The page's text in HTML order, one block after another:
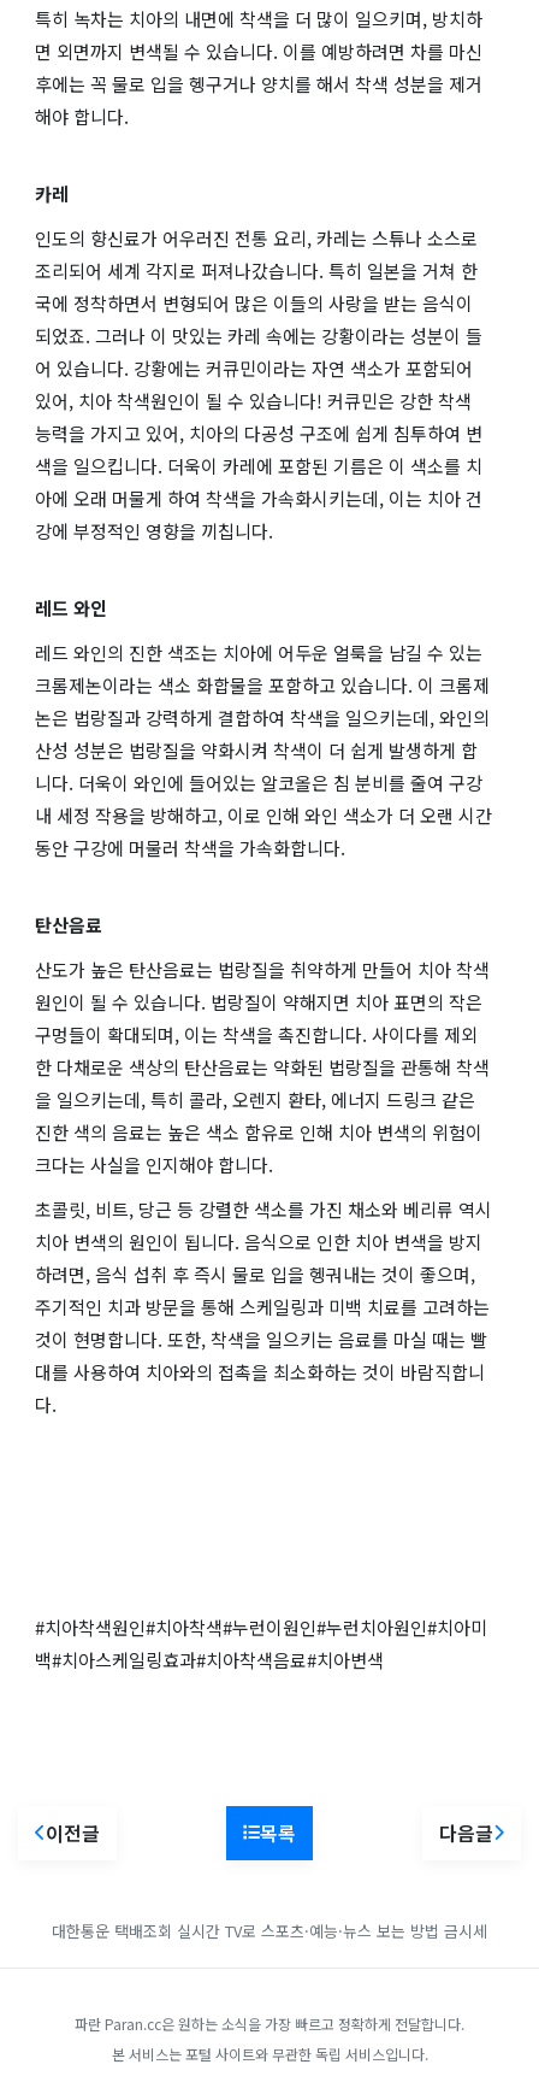
특히 녹차는 치아의 내면에 착색을 더 많이 일으키며, 방치하
면 외면까지 변색될 수 있습니다. 이를 예방하려면 차를 마신
후에는 꼭 물로 입을 헹구거나 양치를 해서 착색 성분을 제거
해야 합니다.
카레
인도의 향신료가 어우러진 전통 요리, 카레는 스튜나 소스로
조리되어 세계 각지로 퍼져나갔습니다. 특히 일본을 거쳐 한
국에 정착하면서 변형되어 많은 이들의 사랑을 받는 음식이
되었죠. 그러나 이 맛있는 카레 속에는 강황이라는 성분이 들
어 있습니다. 강황에는 커큐민이라는 자연 색소가 포함되어
있어, 치아 착색원인이 될 수 있습니다! 커큐민은 강한 착색
능력을 가지고 있어, 치아의 다공성 구조에 쉽게 침투하여 변
색을 일으킵니다. 더욱이 카레에 포함된 기름은 이 색소를 치
아에 오래 머물게 하여 착색을 가속화시키는데, 이는 치아 건
강에 부정적인 영향을 끼칩니다.
레드 와인
레드 와인의 진한 색조는 치아에 어두운 얼룩을 남길 수 있는
크롬제논이라는 색소 화합물을 포함하고 있습니다. 이 크롬제
논은 법랑질과 강력하게 결합하여 착색을 일으키는데, 와인의
산성 성분은 법랑질을 약화시켜 착색이 더 쉽게 발생하게 합
니다. 더욱이 와인에 들어있는 알코올은 침 분비를 줄여 구강
내 세정 작용을 방해하고, 이로 인해 와인 색소가 더 오랜 시간
동안 구강에 머물러 착색을 가속화합니다.
탄산음료
산도가 높은 탄산음료는 법랑질을 취약하게 만들어 치아 착색
원인이 될 수 있습니다. 법랑질이 약해지면 치아 표면의 작은
구멍들이 확대되며, 이는 착색을 촉진합니다. 사이다를 제외
한 다채로운 색상의 탄산음료는 약화된 법랑질을 관통해 착색
을 일으키는데, 특히 콜라, 오렌지 환타, 에너지 드링크 같은
진한 색의 음료는 높은 색소 함유로 인해 치아 변색의 위험이
크다는 사실을 인지해야 합니다.
초콜릿, 비트, 당근 등 강렬한 색소를 가진 채소와 베리류 역시
치아 변색의 원인이 됩니다. 음식으로 인한 치아 변색을 방지
하려면, 음식 섭취 후 즉시 물로 입을 헹궈내는 것이 좋으며,
주기적인 치과 방문을 통해 스케일링과 미백 치료를 고려하는
것이 현명합니다. 또한, 착색을 일으키는 음료를 마실 때는 빨
대를 사용하여 치아와의 접촉을 최소화하는 것이 바람직합니
다.
#치아착색원인#치아착색#누런이원인#누런치아원인#치아미
백#치아스케일링효과#치아착색음료#치아변색
이전글 목록 다음글
대한통운 택배조회 실시간 TV로 스포츠·예능·뉴스 보는 방법 금시세
파란 Paran.cc은 원하는 소식을 가장 빠르고 정확하게 전달합니다.
본 서비스는 포털 사이트와 무관한 독립 서비스입니다.